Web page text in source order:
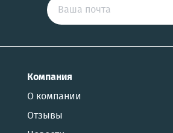
Компания
О компании
Отзывы